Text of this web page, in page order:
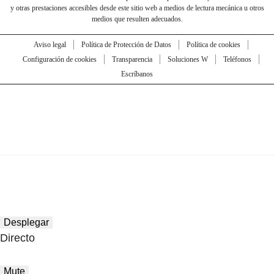
y otras prestaciones accesibles desde este sitio web a medios de lectura mecánica u otros
medios que resulten adecuados.
Aviso legal Política de Protección de Datos
Política de cookies
Configuración de cookies
Transparencia Soluciones W
Teléfonos
Escríbanos
Desplegar
Directo
Mute